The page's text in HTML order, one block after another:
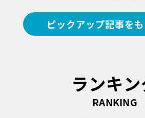
ピックアップ記事を
ランキ
RANKING